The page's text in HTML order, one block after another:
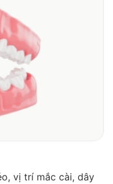
vị trí mắc cài, dây